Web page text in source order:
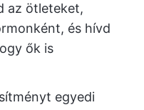
az ötleteket,
és hívd
ők is
egyedi